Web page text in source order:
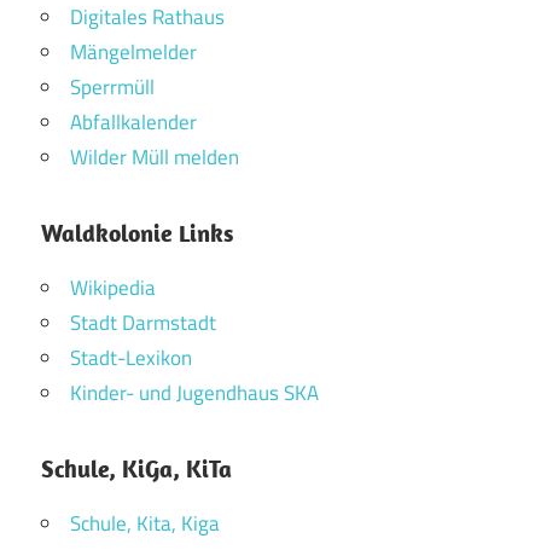
Digitales Rathaus
Mängelmelder
Sperrmüll
Abfallkalender
Wilder Müll melden
Waldkolonie Links
Wikipedia
Stadt Darmstadt
Stadt-Lexikon
Kinder- und Jugendhaus SKA
Schule, KiGa, KiTa
Schule, Kita, Kiga